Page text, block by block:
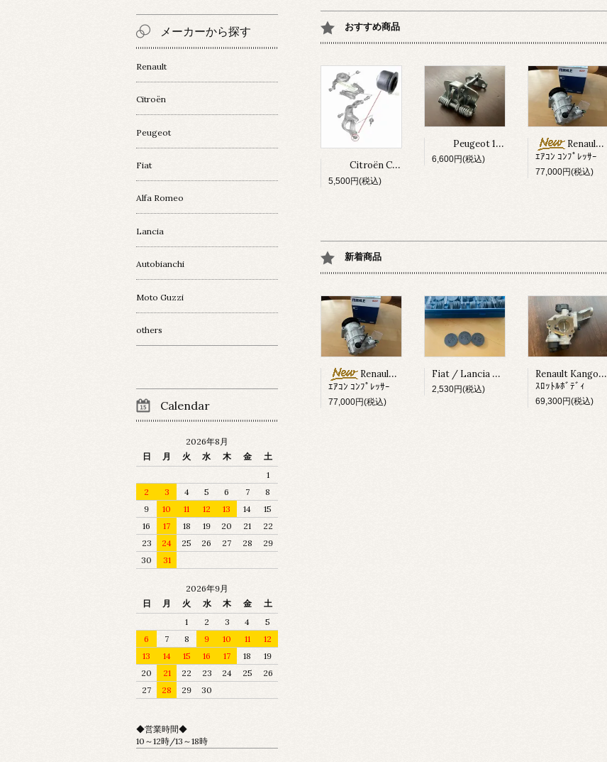
おすすめ商品
Citroën C5Ⅲ/ C6 ﾅｯｸﾙﾌﾞｯｼｭ
5,500円(税込)
Peugeot 106 / Saxo ﾌﾛﾝﾄ ﾄﾞｱﾘﾐｯﾀｰ
6,600円(税込)
Renault Megane Ⅲ
ｴｱｺﾝ ｺﾝﾌﾟﾚｯｻｰ
77,000円(税込)
新着商品
Renault Megane ?
ｴｱｺﾝ ｺﾝﾌﾟﾚｯｻｰ
77,000円(税込)
Fiat / Lancia ﾀﾍﾟｯﾄｼﾑ
2,530円(税込)
Renault Kangoo/Twingo/Clio
ｽﾛｯﾄﾙﾎﾞﾃﾞｨ
69,300円(税込)
メーカーから探す
Renault
Citroën
Peugeot
Fiat
Alfa Romeo
Lancia
Autobianchi
Moto Guzzi
others
Calendar
2026年8月
日
月 火 水 木 金
土
1
2
3 4 5 6 7
8
9
10 11 12 13 14
15
16
17 18 19 20 21
22
23
24 25 26 27 28
29
30
31
2026年9月
日
月 火 水 木 金
土
1
2 3 4
5
6
7 8 9 10 11
12
13
14 15 16 17 18
19
20
21 22 23 24 25
26
27
28 29 30
◆営業時間◆
10～12時/13～18時